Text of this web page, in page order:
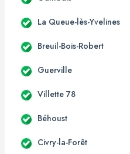
La Queue-lès-Yvelines
Breuil-Bois-Robert
Guerville
Villette 78
Béhoust
Civry-la-Forêt